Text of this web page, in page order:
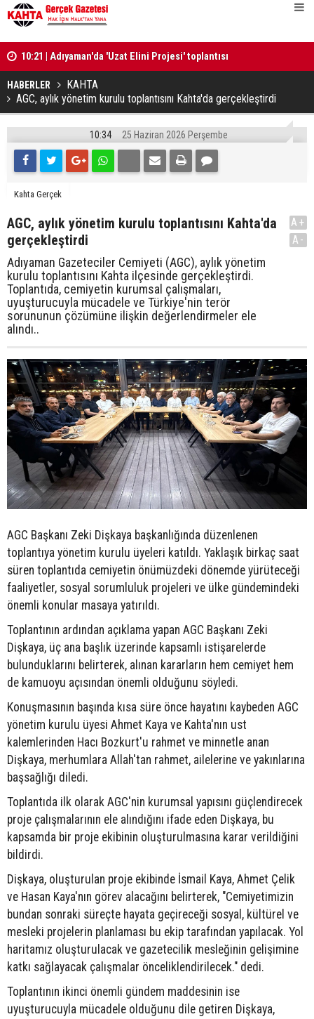
10:21 | Adıyaman'da 'Uzat Elini Projesi' toplantısı
gerçekleştirildi
HABERLER
KAHTA
AGC, aylık yönetim kurulu toplantısını Kahta'da gerçekleştirdi
10:34 25 Haziran 2026 Perşembe
Kahta Gerçek
AGC, aylık yönetim kurulu toplantısını Kahta'da
gerçekleştirdi
Adıyaman Gazeteciler Cemiyeti (AGC), aylık yönetim
kurulu toplantısını Kahta ilçesinde gerçekleştirdi.
Toplantıda, cemiyetin kurumsal çalışmaları,
uyuşturucuyla mücadele ve Türkiye'nin terör
sorununun çözümüne ilişkin değerlendirmeler ele
alındı..
A+
A-
AGC Başkanı Zeki Dişkaya başkanlığında düzenlenen
toplantıya yönetim kurulu üyeleri katıldı. Yaklaşık birkaç saat
süren toplantıda cemiyetin önümüzdeki dönemde yürüteceği
faaliyetler, sosyal sorumluluk projeleri ve ülke gündemindeki
önemli konular masaya yatırıldı.
Toplantının ardından açıklama yapan AGC Başkanı Zeki
Dişkaya, üç ana başlık üzerinde kapsamlı istişarelerde
bulunduklarını belirterek, alınan kararların hem cemiyet hem
de kamuoyu açısından önemli olduğunu söyledi.
Konuşmasının başında kısa süre önce hayatını kaybeden AGC
yönetim kurulu üyesi Ahmet Kaya ve Kahta'nın ust
kalemlerinden Hacı Bozkurt'u rahmet ve minnetle anan
Dişkaya, merhumlara Allah'tan rahmet, ailelerine ve yakınlarına
başsağlığı diledi.
Toplantıda ilk olarak AGC'nin kurumsal yapısını güçlendirecek
proje çalışmalarının ele alındığını ifade eden Dişkaya, bu
kapsamda bir proje ekibinin oluşturulmasına karar verildiğini
bildirdi.
Dişkaya, oluşturulan proje ekibinde İsmail Kaya, Ahmet Çelik
ve Hasan Kaya'nın görev alacağını belirterek, "Cemiyetimizin
bundan sonraki süreçte hayata geçireceği sosyal, kültürel ve
mesleki projelerin planlaması bu ekip tarafından yapılacak. Yol
haritamız oluşturulacak ve gazetecilik mesleğinin gelişimine
katkı sağlayacak çalışmalar önceliklendirilecek." dedi.
Toplantının ikinci önemli gündem maddesinin ise
uyuşturucuyla mücadele olduğunu dile getiren Dişkaya,